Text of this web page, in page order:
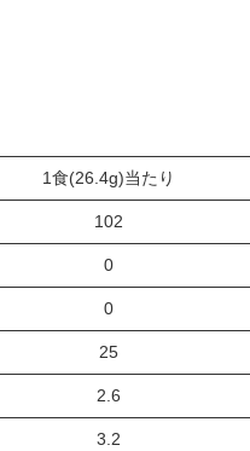
1食(26.4g)当たり
102
0
0
25
2.6
3.2